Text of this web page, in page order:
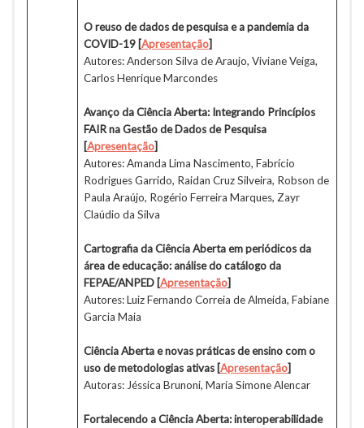
O reuso de dados de pesquisa e a pandemia da
COVID-19 [Apresentação]
Autores: Anderson Silva de Araujo, Viviane Veiga,
Carlos Henrique Marcondes
Avanço da Ciência Aberta: Integrando Princípios
FAIR na Gestão de Dados de Pesquisa
[Apresentação]
Autores: Amanda Lima Nascimento, Fabrício
Rodrigues Garrido, Raidan Cruz Silveira, Robson de
Paula Araújo, Rogério Ferreira Marques, Zayr
Claúdio da Silva
Cartografia da Ciência Aberta em periódicos da
área de educação: análise do catálogo da
FEPAE/ANPED [Apresentação]
Autores: Luiz Fernando Correia de Almeida, Fabiane
Garcia Maia
Ciência Aberta e novas práticas de ensino com o
uso de metodologias ativas [Apresentação]
Autoras: Jéssica Brunoni, Maria Simone Alencar
Fortalecendo a Ciência Aberta: interoperabilidade